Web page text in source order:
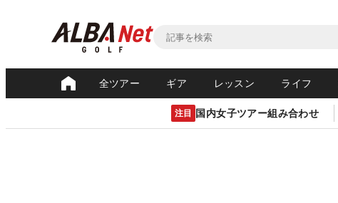
全ツアー ギア レッスン ライフ
注目 国内女子ツアー組み合わせ